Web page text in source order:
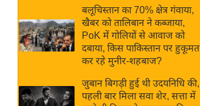
Hindi
Hindi
राय
बजट
IPL
बलूचिस्तान का 70% क्षेत्र गंवाया,
खैबर को तालिबान ने कब्जाया,
PoK में गोलियों से आवाज को
दबाया, किस पाकिस्तान पर हुकूमत
कर रहे मुनीर-शहबाज?
जुबान बिगड़ी हुई थी उदयनिधि की,
पहली बार मिला सवा शेर, सत्ता में